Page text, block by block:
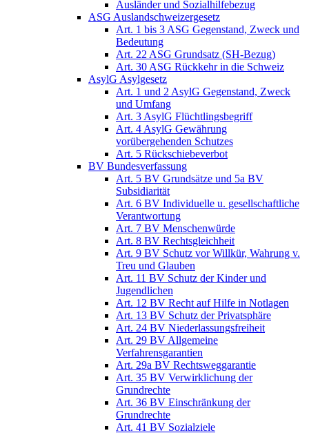
Ausländer und Sozialhilfebezug
ASG Auslandschweizergesetz
Art. 1 bis 3 ASG Gegenstand, Zweck und
Bedeutung
Art. 22 ASG Grundsatz (SH-Bezug)
Art. 30 ASG Rückkehr in die Schweiz
AsylG Asylgesetz
Art. 1 und 2 AsylG Gegenstand, Zweck
und Umfang
Art. 3 AsylG Flüchtlingsbegriff
Art. 4 AsylG Gewährung
vorübergehenden Schutzes
Art. 5 Rückschiebeverbot
BV Bundesverfassung
Art. 5 BV Grundsätze und 5a BV
Subsidiarität
Art. 6 BV Individuelle u. gesellschaftliche
Verantwortung
Art. 7 BV Menschenwürde
Art. 8 BV Rechtsgleichheit
Art. 9 BV Schutz vor Willkür, Wahrung v.
Treu und Glauben
Art. 11 BV Schutz der Kinder und
Jugendlichen
Art. 12 BV Recht auf Hilfe in Notlagen
Art. 13 BV Schutz der Privatsphäre
Art. 24 BV Niederlassungsfreiheit
Art. 29 BV Allgemeine
Verfahrensgarantien
Art. 29a BV Rechtsweggarantie
Art. 35 BV Verwirklichung der
Grundrechte
Art. 36 BV Einschränkung der
Grundrechte
Art. 41 BV Sozialziele